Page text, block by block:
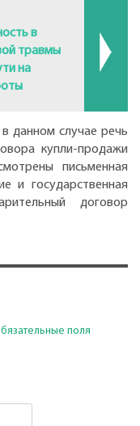
в
травмы
на
данном случае речь
купли-продажи
письменная
и государственная
договор
поля